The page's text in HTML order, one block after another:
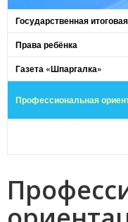
Государственная
Права ребёнка
Газета «Шпаргалка»
Профессиональная